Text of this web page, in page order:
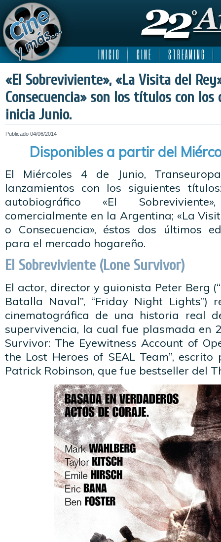
I N I C I O C I N E S T R E A M I N G
«El Sobreviviente», «La Visita del
Consecuencia» son los títulos con los
inicia Junio.
Publicado 04/06/2014
Disponibles a partir del
El Miércoles 4 de Junio,
lanzamientos con los siguientes
autobiográfico «El
comercialmente en la Argentina; «La
o Consecuencia», éstos dos últimos
para el mercado hogareño.
El Sobreviviente (Lone Survivor)
El actor, director y guionista Peter Berg
Batalla Naval”, “Friday Night Lights”)
cinematográfica de una historia real
supervivencia, la cual fue plasmada en
Survivor: The Eyewitness Account of
the Lost Heroes of SEAL Team”,
Patrick Robinson, que fue bestseller del